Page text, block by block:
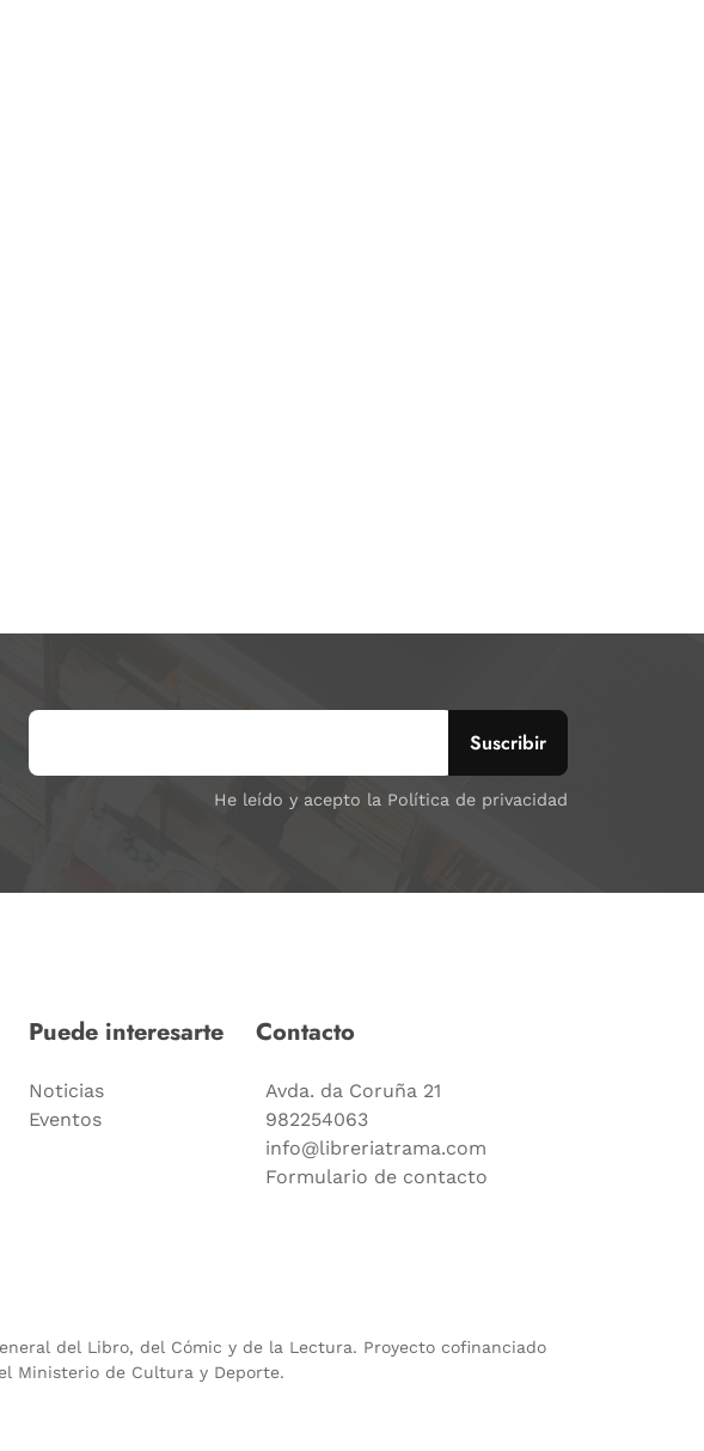
He leído y acepto la Política de privacidad
Puede interesarte
Noticias
Eventos
Contacto
Avda. da Coruña 21
982254063
info@libreriatrama.com
Formulario de contacto
del Libro, del Cómic y de la Lectura. Proyecto cofinanciado
Ministerio de Cultura y Deporte.